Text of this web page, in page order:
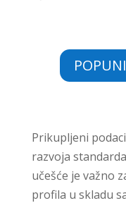
Prikupljeni
razvoja
učešće je važno
profila u skladu